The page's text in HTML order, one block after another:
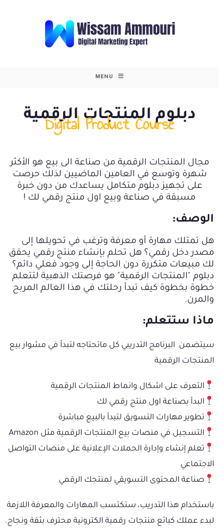
MENU
دبلوم المنتجات الرقمية
Digital Product Course
مجال المنتجات الرقمية من صناعة الى بيع هو الأكثر
شهرة وتوسع في العامين الماضيين لذلك حرصت
على تجهيز دبلوم متكامل يساعدك من دون خبرة
مسبقة في صناعة وبيع اول منتج رقمي لك !
الوصف:
هل تمتلك مهارة أو معرفة وترغب في تحويلها إلى
مصدر دخل رقمي؟ هل تحلم بإنشاء منتج رقمي يحقق
لك مبيعات متكررة دون الحاجة إلى وجود فعلي دائم؟
دبلوم "المنتجات الرقمية" هو فرصتك الذهبية لتتعلم
خطوة بخطوة كيف تبدأ رحلتك في هذا العالم المربح
والمرن.
ماذا ستتعلم:
سيتضمن البرنامج التدريبي كل ماتحتاجه لتبدأ في مشوار بيع
المنتجات الرقمية
التعرف على اشكال وانماط المنتجات الرقمية
البدأ بصناعة اول منتج رقمي لك
تطوير مهارات التسويق لتبدأ بالبيع مباشرة
التسجيل في منصات بيع المنتجات الرقمية مثل Amazon
تعلم إنشاء وإدارة الحملات الإعلانية على منصات التواصل
الاجتماعي
صناعة المحتوى التسويقي لمنتجك الرقمي
باستخدام هذا التدريب، ستكتسب المهارات والمعرفة اللازمة
لبدء عملك كبائع منتجات رقمية الكترونية محترف بثقة ونجاح.